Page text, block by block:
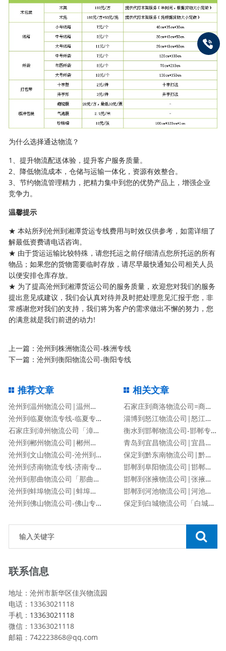
为什么选择通达物流？
1、提升物流配送体验，提升客户服务质量。
2、降低物流成本，仓储与运输一体化，资源有效整合。
3、节约物流管理精力，把精力集中到您的优势产品上，增强企业
竞争力。
温馨提示
★ 本站所列沧州到湘潭货运专线费用与时效仅供参考，如需详细了
解最低资费请电话咨询。
★ 由于货运运输比较特殊，请您托运之前仔细清点您所托运的所有
物品；如果您的货物需要临时存放，请尽早最快通知公司相关人员
以便安排仓库存放。
★ 为了提高沧州到湘潭货运公司的服务质量，欢迎您对我们的服务
提出意见或建议，我们会认真对待并及时把处理意见汇报于您，非
常感谢您对我们的支持，我们将为客户的需求做出不懈的努力，您
的满意就是我们前进的动力!
上一篇：沧州到株洲物流公司-株洲专线
下一篇：沧州到衡阳物流公司-衡阳专线
推荐文章
沧州到温州物流公司|温州专线
沧州到临夏物流专线-临夏专线
石家庄到漳州物流公司「漳州专线」
沧州到郴州物流公司|郴州专线
沧州到文山物流公司-沧州到文山货运专线
沧州到济南物流专线-济南专线
沧州到那曲物流公司「那曲专线」
沧州到蚌埠物流公司|蚌埠专线
沧州到佛山物流公司-佛山专线
相关文章
石家庄到商洛物流公司=商洛专线
淄博到怒江物流公司|怒江专线
衡水到邯郸物流公司-邯郸专线
青岛到宜昌物流公司|宜昌专线
保定到黔东南物流公司|黔东南专线
邯郸到阜阳物流公司|邯郸到阜阳物流专线
邯郸到张掖物流公司|张掖专线
邯郸到河池物流公司|河池专线
保定到白城物流公司「白城专线」
联系信息
地址：沧州市新华区佳兴物流园
电话：13363021118
手机： 13363021118
微信：13363021118
邮箱：742223868@qq.com